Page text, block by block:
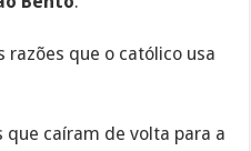
razões que o católico usa
que caíram de volta para a